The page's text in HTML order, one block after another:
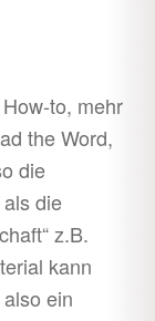
öffnen
öffnen
to, mehr
the Word,
die
die
z.B.
kann
ein